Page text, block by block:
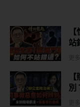
站
別